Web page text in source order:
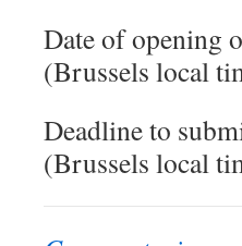
Date of opening
(Brussels local
Deadline to
(Brussels local